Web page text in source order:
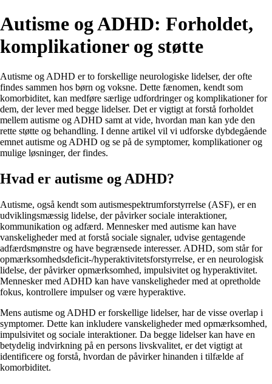
Autisme og ADHD: Forholdet,
komplikationer og støtte
Autisme og ADHD er to forskellige neurologiske lidelser, der ofte
findes sammen hos børn og voksne. Dette fænomen, kendt som
komorbiditet, kan medføre særlige udfordringer og komplikationer for
dem, der lever med begge lidelser. Det er vigtigt at forstå forholdet
mellem autisme og ADHD samt at vide, hvordan man kan yde den
rette støtte og behandling. I denne artikel vil vi udforske dybdegående
emnet autisme og ADHD og se på de symptomer, komplikationer og
mulige løsninger, der findes.
Hvad er autisme og ADHD?
Autisme, også kendt som autismespektrumforstyrrelse (ASF), er en
udviklingsmæssig lidelse, der påvirker sociale interaktioner,
kommunikation og adfærd. Mennesker med autisme kan have
vanskeligheder med at forstå sociale signaler, udvise gentagende
adfærdsmønstre og have begrænsede interesser. ADHD, som står for
opmærksomhedsdeficit-/hyperaktivitetsforstyrrelse, er en neurologisk
lidelse, der påvirker opmærksomhed, impulsivitet og hyperaktivitet.
Mennesker med ADHD kan have vanskeligheder med at opretholde
fokus, kontrollere impulser og være hyperaktive.
Mens autisme og ADHD er forskellige lidelser, har de visse overlap i
symptomer. Dette kan inkludere vanskeligheder med opmærksomhed,
impulsivitet og sociale interaktioner. Da begge lidelser kan have en
betydelig indvirkning på en persons livskvalitet, er det vigtigt at
identificere og forstå, hvordan de påvirker hinanden i tilfælde af
komorbiditet.